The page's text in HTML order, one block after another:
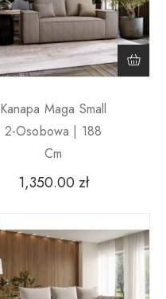
Kanapa Maga Small
2-Osobowa | 188
Cm
1,350.00 zł